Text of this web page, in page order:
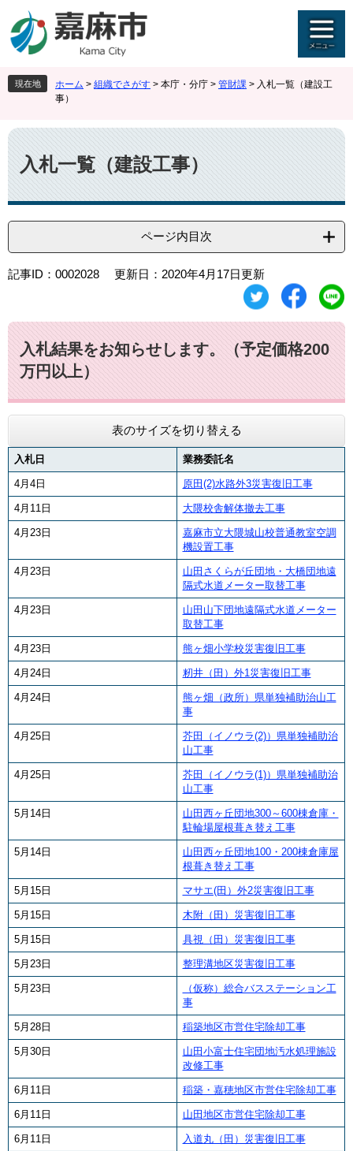
ジ
先
頭
。
ュ
を
飛
て
本
文
へ
現在地 ホーム > 組織でさがす > 本庁・分庁 > 管財課 > 入札一覧（建設工
事）
本
文
入札一覧（建設工事）
ページ内目次
記事ID：0002028 更新日：2020年4月17日更新
入札結果をお知らせします。（予定価格200
万円以上）
表のサイズを切り替える
入札日 業務委託名
4月4日 原田(2)水路外3災害復旧工事
4月11日 大隈校舎解体撤去工事
4月23日
嘉麻市立大隈城山校普通教室空調
機設置工事
4月23日
山田さくらが丘団地・大橋団地遠
隔式水道メーター取替工事
4月23日
山田山下団地遠隔式水道メーター
取替工事
4月23日 熊ヶ畑小学校災害復旧工事
4月24日 籾井（田）外1災害復旧工事
4月24日
熊ヶ畑（政所）県単独補助治山工
事
4月25日
芥田（イノウラ(2)）県単独補助治
山工事
4月25日
芥田（イノウラ(1)）県単独補助治
山工事
5月14日
山田西ヶ丘団地300～600棟倉庫・
駐輪場屋根葺き替え工事
5月14日
山田西ヶ丘団地100・200棟倉庫屋
根葺き替え工事
5月15日 マサエ(田）外2災害復旧工事
5月15日 木附（田）災害復旧工事
5月15日 具視（田）災害復旧工事
5月23日 整理溝地区災害復旧工事
5月23日
（仮称）総合バスステーション工
事
5月28日 稲築地区市営住宅除却工事
5月30日
山田小富士住宅団地汚水処理施設
改修工事
6月11日 稲築・嘉穂地区市営住宅除却工事
6月11日 山田地区市営住宅除却工事
6月11日 入道丸（田）災害復旧工事